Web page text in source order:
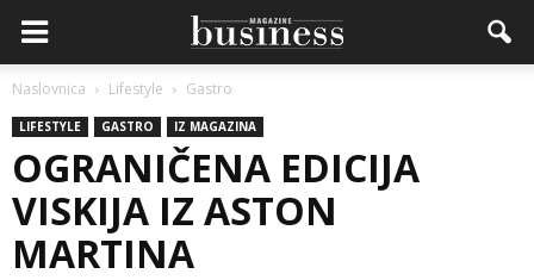
Naslovnica Lifestyle Gastro
LIFESTYLE GASTRO IZ MAGAZINA
OGRANIČENA EDICIJA
VISKIJA IZ ASTON
MARTINA